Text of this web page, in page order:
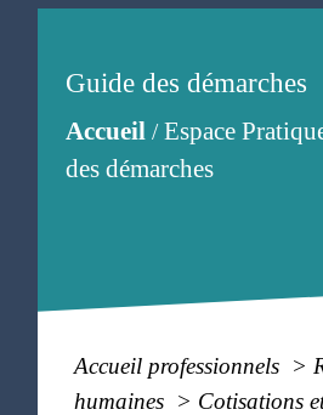
Guide des démarches
Accueil/Espace
des démarches
Accueil professionnels >
humaines > Cotisations